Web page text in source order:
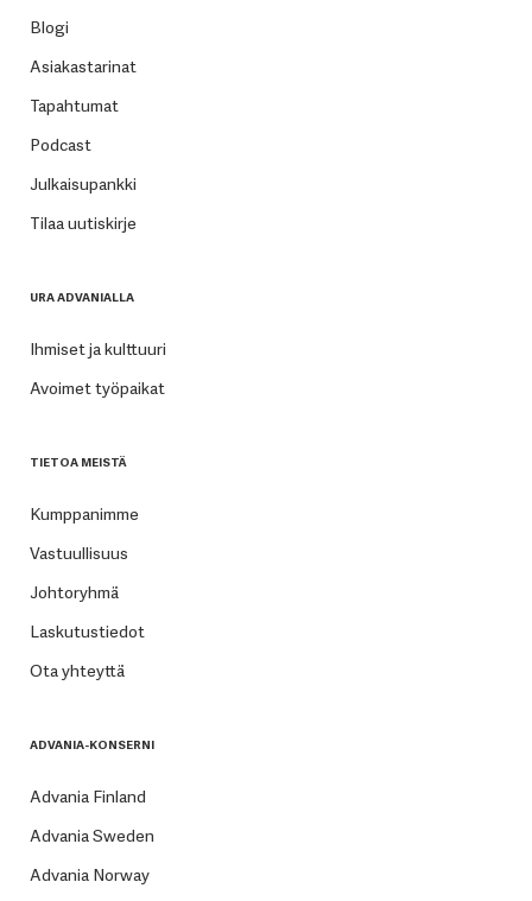
Blogi
Asiakastarinat
Tapahtumat
Podcast
Julkaisupankki
Tilaa uutiskirje
URA ADVANIALLA
Ihmiset ja kulttuuri
Avoimet työpaikat
TIETOA MEISTÄ
Kumppanimme
Vastuullisuus
Johtoryhmä
Laskutustiedot
Ota yhteyttä
ADVANIA-KONSERNI
Advania Finland
Advania Sweden
Advania Norway